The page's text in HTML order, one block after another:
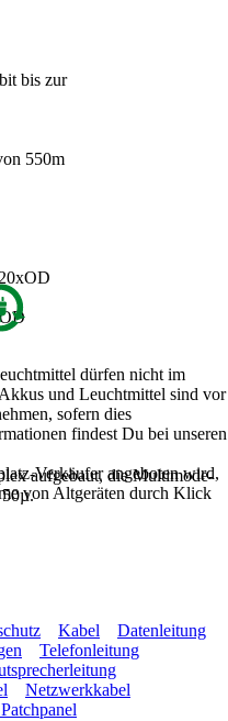
bis zur
550m
aufgebaut, die Multimode-
50µ.
dürfen nicht im
und Leuchtmittel sind vor
sofern dies
findest Du bei unseren
Verkäufer angeboten wird,
von Altgeräten durch Klick
Kabel
Datenleitung
Telefonleitung
Netzwerkkabel